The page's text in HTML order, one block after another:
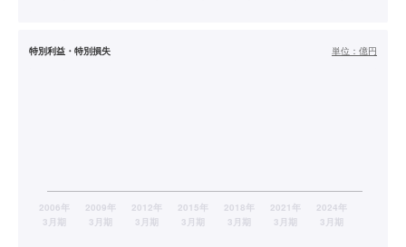
特別利益・特別損失 単位： 億円